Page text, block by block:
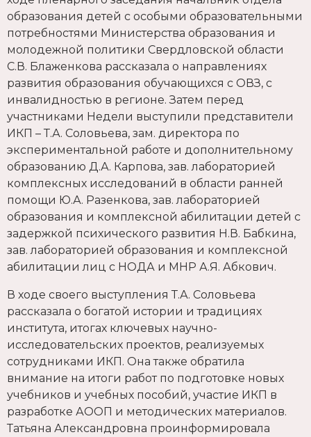
образования детей с особыми образовательными
потребностями Министерства образования и
молодежной политики Свердловской области
С.В. Блаженкова рассказала о направлениях
развития образования обучающихся с ОВЗ, с
инвалидностью в регионе. Затем перед
участниками Недели выступили представители
ИКП – Т.А. Соловьева, зам. директора по
экспериментальной работе и дополнительному
образованию Д.А. Карпова, зав. лабораторией
комплексных исследований в области ранней
помощи Ю.А. Разенкова, зав. лабораторией
образования и комплексной абилитации детей с
задержкой психического развития Н.В. Бабкина,
зав. лабораторией образования и комплексной
абилитации лиц с НОДА и МНР А.Я. Абкович.
В ходе своего выступления Т.А. Соловьева
рассказала о богатой истории и традициях
института, итогах ключевых научно-
исследовательских проектов, реализуемых
сотрудниками ИКП. Она также обратила
внимание на итоги работ по подготовке новых
учебников и учебных пособий, участие ИКП в
разработке АООП и методических материалов.
Татьяна Александровна проинформировала